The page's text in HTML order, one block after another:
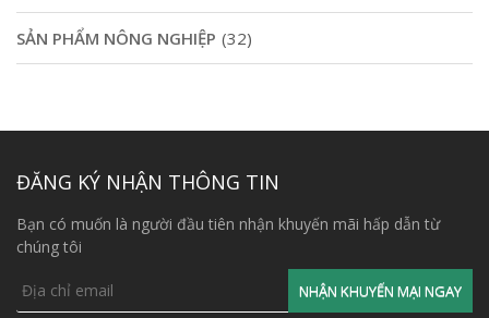
SẢN PHẨM NÔNG NGHIỆP (32)
ĐĂNG KÝ NHẬN THÔNG TIN
Bạn có muốn là người đầu tiên nhận khuyến mãi hấp dẫn từ
chúng tôi